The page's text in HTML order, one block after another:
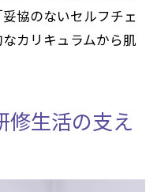
協のないセルフチェ
カリキュラムから肌
修生活の支え